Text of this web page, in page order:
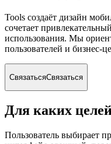
Tools создаёт дизайн
сочетает
использования. Мы
пользователей и бизнес-
СвязатьсяСвязаться
Для каких
Пользователь выбирает